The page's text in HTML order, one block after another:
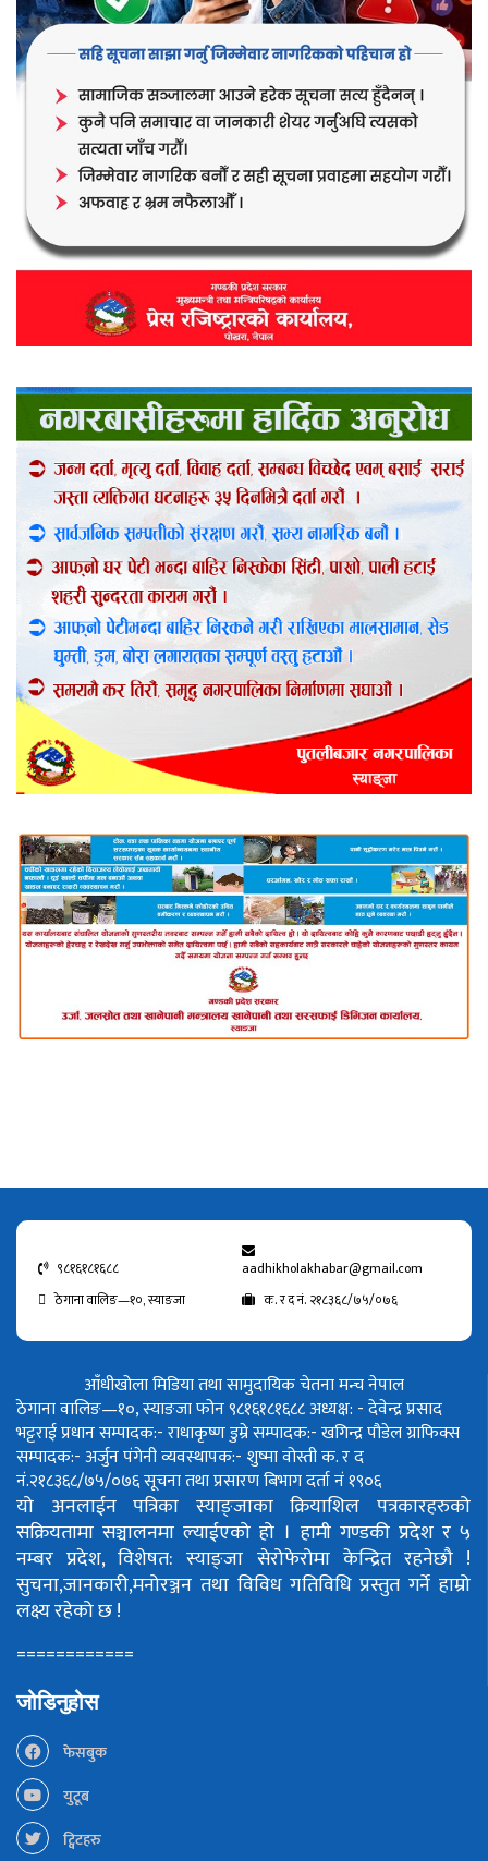
९८१६१८१६८८
aadhikholakhabar@gmail.com
ठेगाना वालिङ—१०, स्याङजा
क. र द नं. २१८३६८/७५/०७६
आँधीखोला मिडिया तथा सामुदायिक चेतना मन्च नेपाल
ठेगाना वालिङ—१०, स्याङजा फोन ९८१६१८१६८८अध्यक्ष: - देवेन्द्र प्रसाद
भट्टराईप्रधान सम्पादक:- राधाकृष्ण डुम्रेसम्पादक:- खगिन्द्र पौडेलग्राफिक्स
सम्पादक:- अर्जुन पंगेनीव्यवस्थापक:- शुष्मा वोस्तीक. र द
नं.२१८३६८/७५/०७६सूचना तथा प्रसारण बिभाग दर्ता नं १९०६
यो अनलाईन पत्रिका स्याङ्जाका क्रियाशिल पत्रकारहरुको
सक्रियतामा सञ्चालनमा ल्याईएको हो । हामी गण्डकी प्रदेश र ५
नम्बर प्रदेश, विशेषत: स्याङ्जा सेरोफेरोमा केन्द्रित रहनेछौ !
सुचना,जानकारी,मनोरञ्जन तथा विविध गतिविधि प्रस्तुत गर्ने हाम्रो
लक्ष्य रहेको छ !
============
जोडिनुहोस
फेसबुक
युटूब
ट्विटहरु